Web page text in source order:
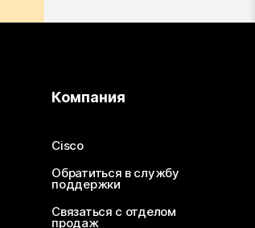
Компания
Cisco
Обратиться в службу
поддержки
Связаться с отделом
продаж